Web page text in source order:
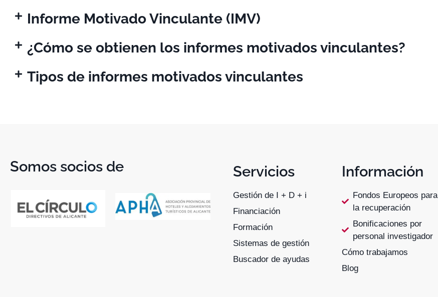
Informe Motivado Vinculante (IMV)
¿Cómo se obtienen los informes motivados vinculantes?
Tipos de informes motivados vinculantes
Somos socios de Servicios
Gestión de I + D + i
Financiación
Formación
Sistemas de gestión
Buscador de ayudas
Información
Fondos Europeos para
la recuperación
Bonificaciones por
personal investigador
Cómo trabajamos
Blog